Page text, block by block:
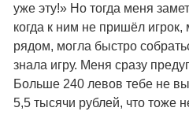
уже эту!» Но тогда меня
когда к ним не пришёл
рядом, могла быстро
знала игру. Меня сразу
Больше 240 левов тебе не
5,5 тысячи рублей, что тоже